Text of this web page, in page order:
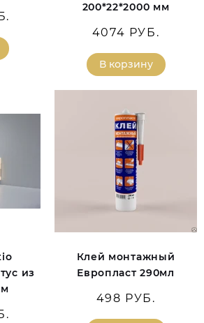
200*22*2000 мм
4074 РУБ.
В корзину
из
Клей монтажный
Европласт 290мл
498 РУБ.